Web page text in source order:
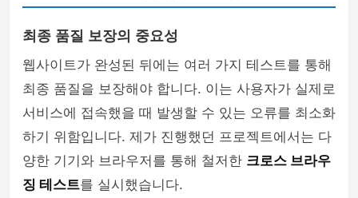
최종 품질 보장의 중요성
웹사이트가 완성된 뒤에는 여러 가지 테스트를 통해
최종 품질을 보장해야 합니다. 이는 사용자가 실제로
서비스에 접속했을 때 발생할 수 있는 오류를 최소화
하기 위함입니다. 제가 진행했던 프로젝트에서는 다
양한 기기와 브라우저를 통해 철저한 크로스 브라우
징 테스트를 실시했습니다.